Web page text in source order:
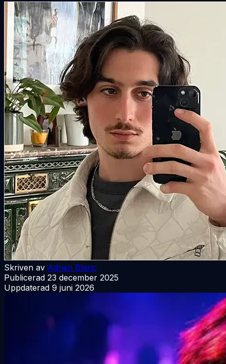
Skriven av Adrien Blanc
Publicerad 23 december 2025
Uppdaterad 9 juni 2026